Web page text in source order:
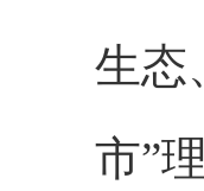
生态
市”